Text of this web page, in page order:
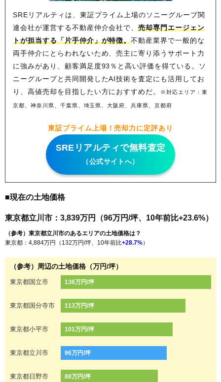
SREリアルティは、東証プライム上場のソニーグループ関
連会社が運営する不動産仲介会社で、売却専門エージェン
トが担当する「片手仲介」が特徴。不動産業界で一般的な
両手仲介にとらわれないため、売主に寄り添うサポート力
に強みがあり、顧客満足度93％と高い評価を得ている。ソ
ニーグループと共同開発したAI技術を査定にも活用してお
り、高値売却を目指したい方におすすめだ。
※対応エリア：東
京都、神奈川県、千葉県、埼玉県、大阪府、兵庫県、京都府
東証プライム上場！売却力に定評あり
SREリアルティで無料査定
（公式サイトへ）
■現在の土地価格
東京都立川市：3,839万円（96万円/坪、10年前比+23.6%）
（参考）東京都立川市のあるエリアの土地価格は？
東京都：4,884万円（132万円/坪、10年前比+28.7%）
（参考）周辺の土地価格（万円/坪）
東京都国立市 136万円/坪
東京都国分寺市 113万円/坪
東京都小平市 101万円/坪
東京都立川市 96万円/坪
東京都日野市 88万円/坪